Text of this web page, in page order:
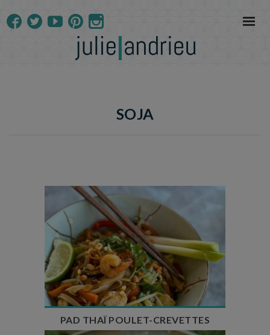
SOJA
Temps de préparation : 20 min
Temps de cuisson : 10 min
Nombre de couverts : 4 à 6
PAD THAÏ POULET-CREVETTES